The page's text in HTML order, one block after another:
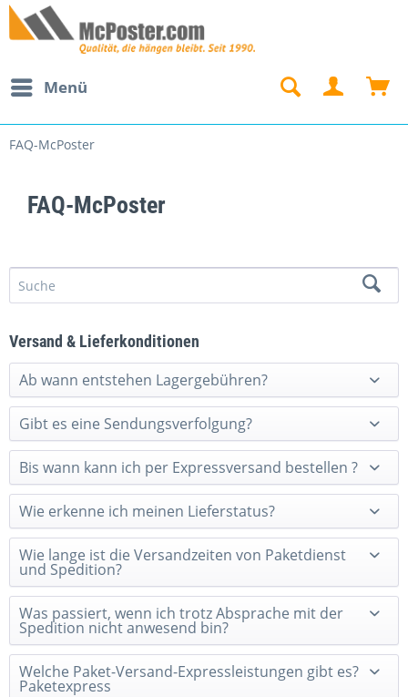
Menü
FAQ-McPoster
FAQ-McPoster
Versand & Lieferkonditionen
Ab wann entstehen Lagergebühren?
Gibt es eine Sendungsverfolgung?
Bis wann kann ich per Expressversand bestellen ?
Wie erkenne ich meinen Lieferstatus?
Wie lange ist die Versandzeiten von Paketdienst
und Spedition?
Was passiert, wenn ich trotz Absprache mit der
Spedition nicht anwesend bin?
Welche Paket-Versand-Expressleistungen gibt es?
Paketexpress